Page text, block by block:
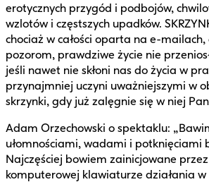
erotycznych przygód i podbojów,
wzlotów i częstszych upadków.
chociaż w całości oparta na e-
pozorom, prawdziwe życie nie
jeśli nawet nie skłoni nas do życia w
przynajmniej uczyni uważniejszymi w
skrzynki, gdy już zalęgnie się w niej
Adam Orzechowski o spektaklu:
ułomnościami, wadami i potknięciami
Najczęściej bowiem zainicjowane
komputerowej klawiaturze działania w